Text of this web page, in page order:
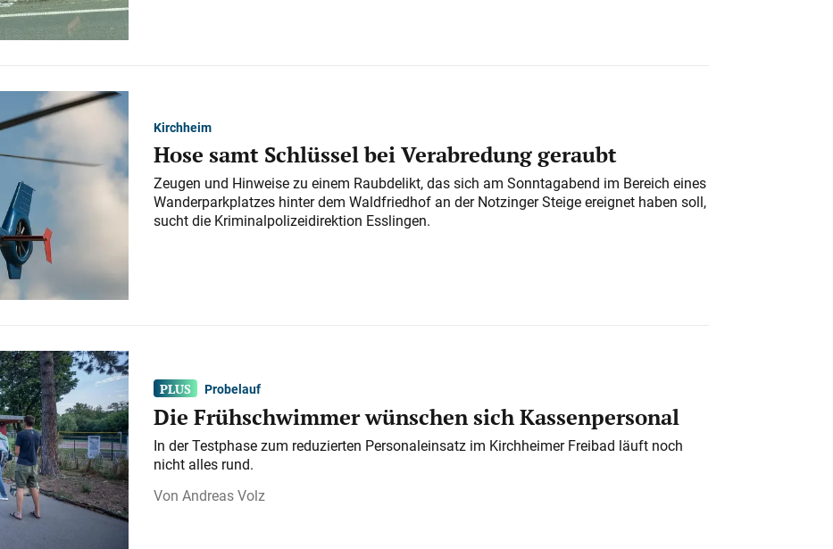
Kirchheim
Hose samt Schlüssel bei Verabredung geraubt
Zeugen und Hinweise zu einem Raubdelikt, das sich am Sonntagabend im Bereich eines
Wanderparkplatzes hinter dem Waldfriedhof an der Notzinger Steige ereignet haben soll,
sucht die Kriminalpolizeidirektion Esslingen.
Probelauf
Die Frühschwimmer wünschen sich Kassenpersonal
In der Testphase zum reduzierten Personaleinsatz im Kirchheimer Freibad läuft noch
nicht alles rund.
Andreas Volz